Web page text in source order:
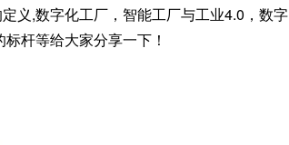
义,数字化工厂，智能工厂与工业4.0，数字
杆等给大家分享一下！